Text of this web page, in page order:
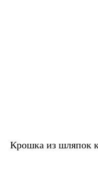
Крошка из шляпок